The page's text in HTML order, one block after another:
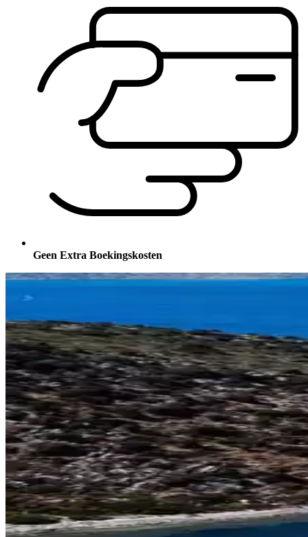
Geen Extra Boekingskosten